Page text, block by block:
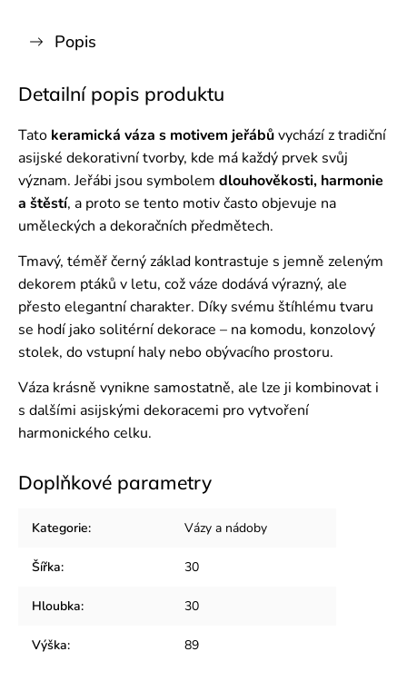
Popis
Detailní popis produktu
Tato keramická váza s motivem jeřábůvychází z tradiční
asijské dekorativní tvorby, kde má každý prvek svůj
význam. Jeřábi jsou symbolem dlouhověkosti, harmonie
a štěstí, a proto se tento motiv často objevuje na
uměleckých a dekoračních předmětech.
Tmavý, téměř černý základ kontrastuje s jemně zeleným
dekorem ptáků v letu, což váze dodává výrazný, ale
přesto elegantní charakter. Díky svému štíhlému tvaru
se hodí jako solitérní dekorace – na komodu, konzolový
stolek, do vstupní haly nebo obývacího prostoru.
Váza krásně vynikne samostatně, ale lze ji kombinovat i
s dalšími asijskými dekoracemi pro vytvoření
harmonického celku.
Doplňkové parametry
Kategorie: Vázy a nádoby
Šířka: 30
Hloubka: 30
Výška: 89